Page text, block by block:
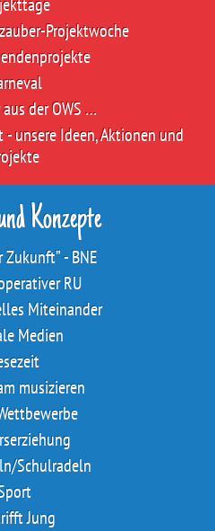
Projektwoche
der OWS …
unsere Ideen, Aktionen und
Konzepte
Zukunft” - BNE
RU
Miteinander
Medien
musizieren
Schulradeln
Jung